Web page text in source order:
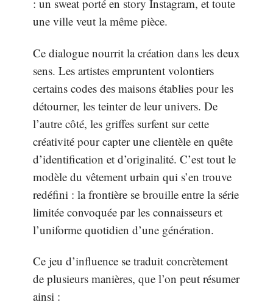
: un sweat porté en story Instagram, et toute
une ville veut la même pièce.
Ce dialogue nourrit la création dans les deux
sens. Les artistes empruntent volontiers
certains codes des maisons établies pour les
détourner, les teinter de leur univers. De
l’autre côté, les griffes surfent sur cette
créativité pour capter une clientèle en quête
d’identification et d’originalité. C’est tout le
modèle du vêtement urbain qui s’en trouve
redéfini : la frontière se brouille entre la série
limitée convoquée par les connaisseurs et
l’uniforme quotidien d’une génération.
Ce jeu d’influence se traduit concrètement
de plusieurs manières, que l’on peut résumer
ainsi :